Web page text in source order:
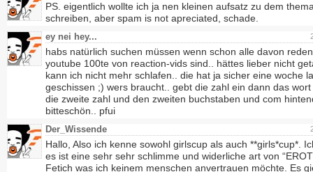
PS. eigentlich wollte ich ja nen kleinen aufsatz zu dem
schreiben, aber spam is not apreciated, schade.
ey nei hey...
habs natürlich suchen müssen wenn schon alle davon
youtube 100te von reaction-vids sind.. hättes lieber nicht
kann ich nicht mehr schlafen.. die hat ja sicher eine woche
geschissen ;) wers braucht.. gebt die zahl ein dann das
die zweite zahl und den zweiten buchstaben und com
bitteschön.. pfui
Der_Wissende
Hallo, Also ich kenne sowohl girlscup als auch **girls*cup*.
es ist eine sehr sehr schlimme und widerliche art von
Fetich was ich keinem menschen anvertrauen möchte. Es